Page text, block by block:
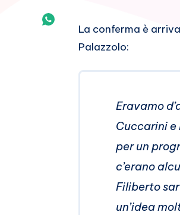
La conferma è
Palazzolo:
Eravamo
Cuccarini e
per un
c’erano
Filiberto
un’idea